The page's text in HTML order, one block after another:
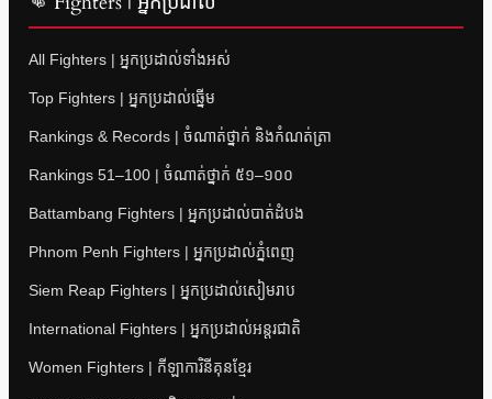
All Fighters | អ្នកប្រដាល់ទាំងអស់
Top Fighters | អ្នកប្រដាល់ឆ្នើម
Rankings & Records | ចំណាត់ថ្នាក់ និងកំណត់ត្រា
Rankings 51–100 | ចំណាត់ថ្នាក់ ៥១–១០០
Battambang Fighters | អ្នកប្រដាល់បាត់ដំបង
Phnom Penh Fighters | អ្នកប្រដាល់ភ្នំពេញ
Siem Reap Fighters | អ្នកប្រដាល់សៀមរាប
International Fighters | អ្នកប្រដាល់អន្តរជាតិ
Women Fighters | កីឡាការិនីគុនខ្មែរ